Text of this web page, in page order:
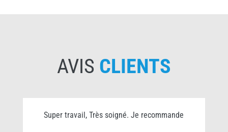
AVIS CLIENTS
Super travail, Très soigné. Je recommande